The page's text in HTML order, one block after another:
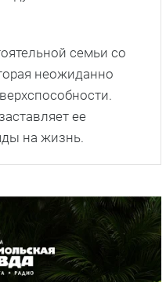
семьи со
неожиданно
ее
на жизнь.